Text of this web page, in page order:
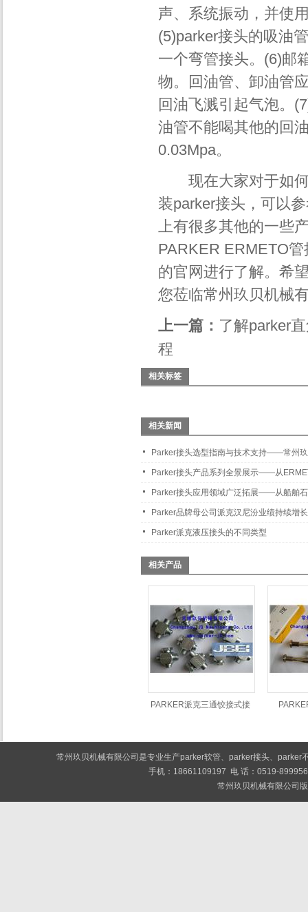
声、系统振动，并使
(5)parker接头的吸油
一个弯管接头。(6)邮
物。回油管、卸油管
回油飞溅引起气泡。
油管不能喝其他的回
0.03Mpa。
现在大家对于如何
装parker接头，可以
上有很多其他的一些
PARKER ERMETO
的官网进行了解。希
您莅临常州玖贝机械
上一篇： 了解parker
程
相关标签
相关新闻
Parker接头选型指南与技术支持——常州
Parker接头产品系列全景展示——从
Parker接头应用领域广泛拓展——从船舶
Parker品牌母公司派克汉尼汾业绩持续增
Parker派克液压接头的不同类型
相关产品
PARKER派克三通铰接式接
常州玖贝机械有限公司是专业生产parker软管、parker接头、parker
手机：18661109197 电 话：0519-
常州玖贝机械有限公司